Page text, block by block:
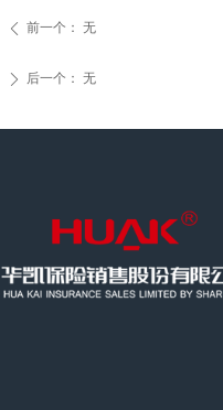
ꄴ 前一个： 无
ꄲ 后一个： 无